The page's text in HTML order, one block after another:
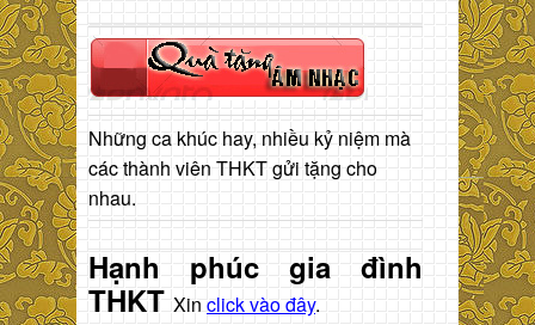
Những ca khúc hay, nhiều kỷ niệm mà
các thành viên THKT gửi tặng cho
nhau.
Hạnh phúc gia đình
THKT Xin click vào đây.